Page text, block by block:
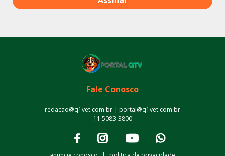
Fale Conosco
redacao@q1vet.com.br | portal@q1vet.com.br
11 5083-3800